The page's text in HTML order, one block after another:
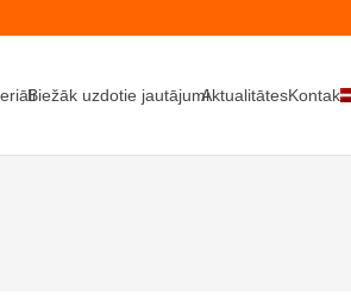
Biežāk uzdotie jautājumiAktualitātesKontakti